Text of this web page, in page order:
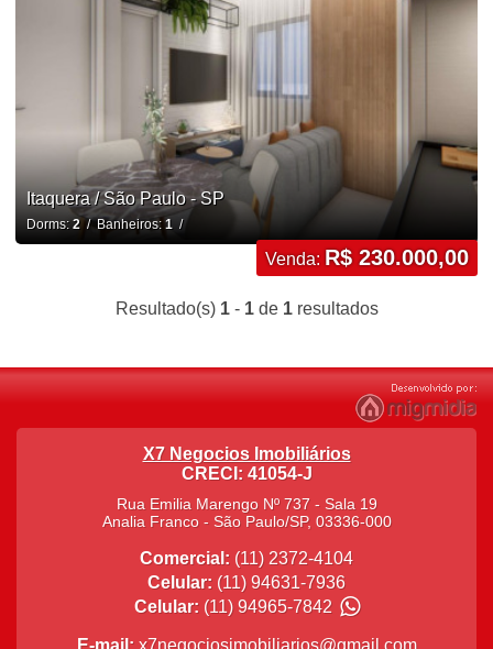
Itaquera / São Paulo - SP
Dorms: 2/ Banheiros: 1/
Venda: R$ 230.000,00
Resultado(s) 1- 1de 1resultados
X7 Negocios Imobiliários
CRECI: 41054-J
Rua Emilia Marengo Nº 737 - Sala 19
Analia Franco- São Paulo/SP, 03336-000
Comercial: (11) 2372-4104
Celular: (11) 94631-7936
Celular: (11) 94965-7842
E-mail: x7negociosimobiliarios@gmail.com